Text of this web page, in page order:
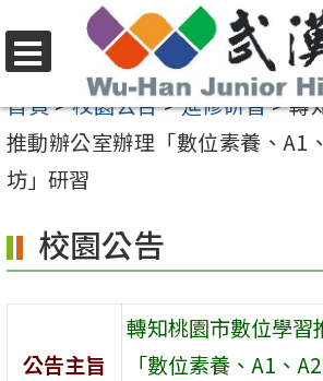
至
要
內
區
選
單
首頁>校園公告>進修研習>轉
推動辦公室辦理「數位素養、A1
坊」研習
校園公告
公告主旨
轉知桃園市數位學習
「數位素養、A1、